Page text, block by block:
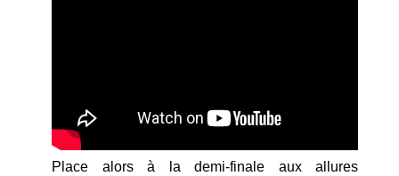
Place alors à la demi-finale aux allures